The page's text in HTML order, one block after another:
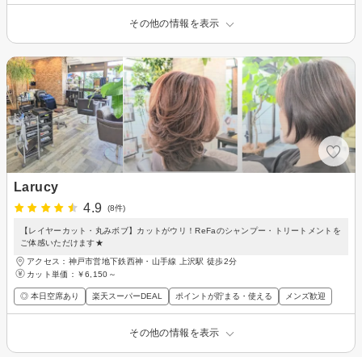
その他の情報を表示
Larucy
4.9
(8件)
【レイヤーカット・丸みボブ】カットがウリ！ReFaのシャンプー・トリートメントを
ご体感いただけます★
アクセス：神戸市営地下鉄西神・山手線 上沢駅 徒歩2分
カット単価： ￥6,150～
◎ 本日空席あり 楽天スーパーDEAL ポイントが貯まる・使える メンズ歓迎
その他の情報を表示